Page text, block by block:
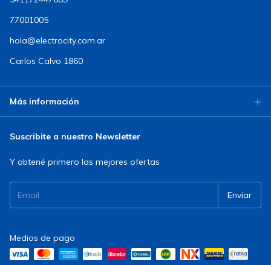
77001005
hola@electrocity.com.ar
Carlos Calvo 1860
Más información
Suscribite a nuestro Newsletter
Y obtené primero las mejores ofertas
Medios de pago